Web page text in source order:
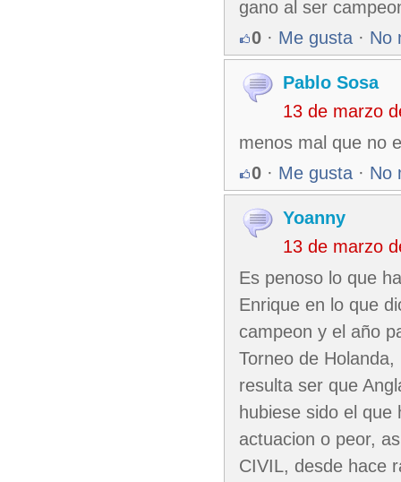
gano al ser
0 · Me gusta · No
Pablo Sosa
13 de marzo
menos mal que no
0 · Me gusta · No
Yoanny
13 de marzo
Es penoso lo que
Enrique en lo que
campeon y el año
Torneo de
resulta ser que
hubiese sido el
actuacion o peor,
CIVIL, desde hace